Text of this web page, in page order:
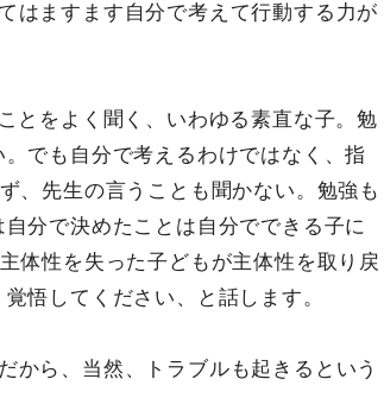
はますます自分で考えて行動する力が
とをよく聞く、いわゆる素直な子。勉
でも自分で考えるわけではなく、指
、先生の言うことも聞かない。勉強も
分で決めたことは自分でできる子に
体性を失った子どもが主体性を取り戻
悟してください、と話します。
から、当然、トラブルも起きるという